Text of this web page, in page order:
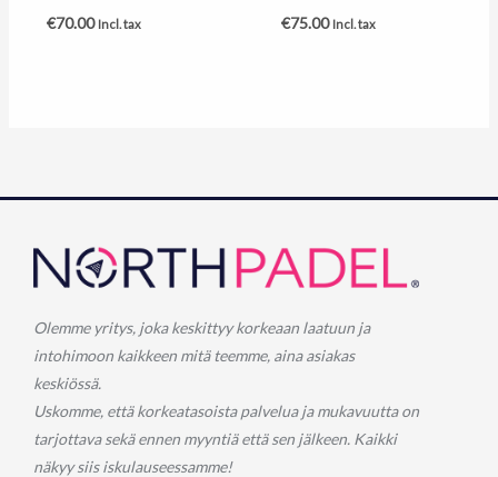
€70.00 Incl. tax €75.00 Incl. tax
Olemme yritys, joka keskittyy korkeaan laatuun ja
intohimoon kaikkeen mitä teemme, aina asiakas
keskiössä.
Uskomme, että korkeatasoista palvelua ja mukavuutta on
tarjottava sekä ennen myyntiä että sen jälkeen. Kaikki
näkyy siis iskulauseessamme!